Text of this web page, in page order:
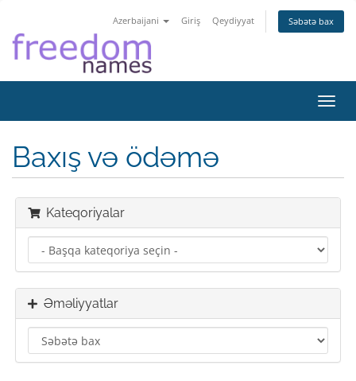
Azerbaijani Giriş Qeydiyyat Səbətə bax
keçid
Baxış və ödəmə
Kateqoriyalar
Əməliyyatlar